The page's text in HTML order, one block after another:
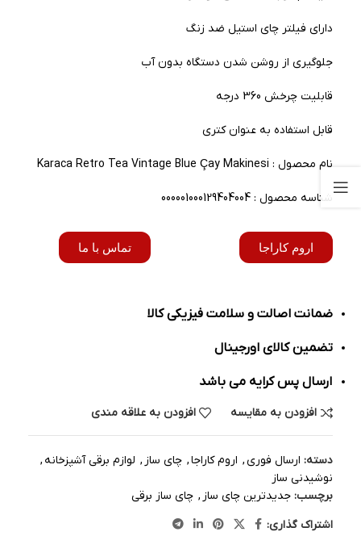
دارای فیلتر چای استیل ضد زنگ
جلوگیری از روشن شدن دستگاه بدون آب
قابلیت چرخش 360 درجه
قابل استفاده به عنوان کتری
نام محصول : Karaca Retro Tea Vintage Blue Çay Makinesi
شناسه محصول : 000001000129404004
اروم کاراجا تماس با ما
ضمانت اصالت و سلامت فیزیکی کالا
تضمین کالای اورجینال
ارسال پس کرایه می باشد
افزودن به مقایسه افزودن به علاقه مندی
دسته: ارسال فوری, اروم کاراجا, چای ساز , لوازم برقی آشپزخانه ,
نوشیدنی ساز
برچسب: جدیدترین چای ساز , چای ساز برقی
اشتراک گذاری: